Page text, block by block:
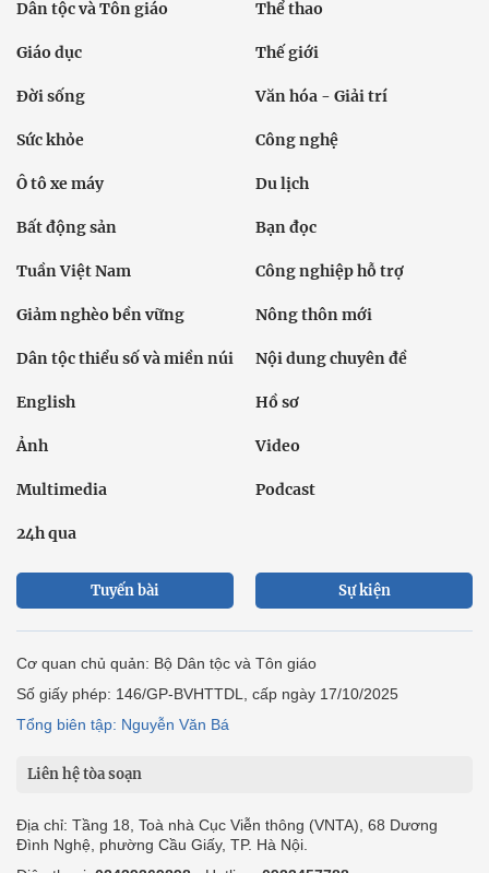
Dân tộc và Tôn giáo Thể thao
Giáo dục Thế giới
Đời sống Văn hóa - Giải trí
Sức khỏe Công nghệ
Ô tô xe máy Du lịch
Bất động sản Bạn đọc
Tuần Việt Nam Công nghiệp hỗ trợ
Giảm nghèo bền vững Nông thôn mới
Dân tộc thiểu số và miền núi Nội dung chuyên đề
English Hồ sơ
Ảnh Video
Multimedia Podcast
24h qua
Tuyến bài Sự kiện
Cơ quan chủ quản: Bộ Dân tộc và Tôn giáo
Số giấy phép: 146/GP-BVHTTDL, cấp ngày 17/10/2025
Tổng biên tập: Nguyễn Văn Bá
Liên hệ tòa soạn
Địa chỉ: Tầng 18, Toà nhà Cục Viễn thông (VNTA), 68 Dương
Đình Nghệ, phường Cầu Giấy, TP. Hà Nội.